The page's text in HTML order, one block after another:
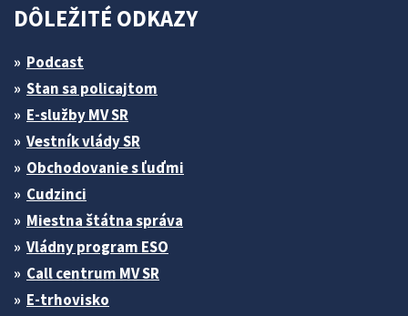
DÔLEŽITÉ ODKAZY
Podcast
Stan sa policajtom
E-služby MV SR
Vestník vlády SR
Obchodovanie s ľuďmi
Cudzinci
Miestna štátna správa
Vládny program ESO
Call centrum MV SR
E-trhovisko